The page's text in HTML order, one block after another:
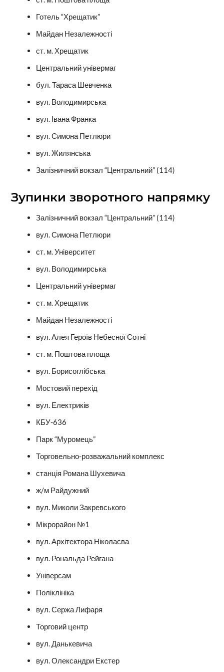
Готель “Хрещатик”
Майдан Незалежності
ст. м. Хрещатик
Центральний універмаг
бул. Тараса Шевченка
вул. Володимирська
вул. Івана Франка
вул. Симона Петлюри
вул. Жилянська
Залізничний вокзал “Центральний” (114)
Зупинки зворотного напрямку
Залізничний вокзал “Центральний” (114)
вул. Симона Петлюри
ст. м. Університет
вул. Володимирська
Центральний універмаг
ст. м. Хрещатик
Майдан Незалежності
вул. Алея Героїв Небесної Сотні
ст. м. Поштова площа
вул. Борисоглібська
Мостовий перехід
вул. Електриків
КБУ-636
Парк “Муромець”
Торговельно-розважальний комплекс
станція Романа Шухевича
ж/м Райдужний
вул. Миколи Закревського
Мікрорайон №1
вул. Архітектора Ніколаєва
вул. Рональда Рейгана
Універсам
Поліклініка
вул. Сержа Лифаря
Торговий центр
вул. Данькевича
вул. Олександри Екстер